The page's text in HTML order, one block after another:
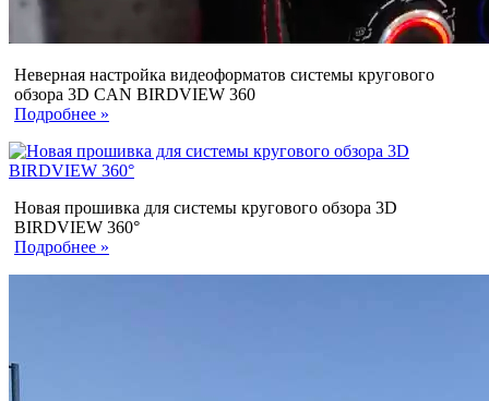
Неверная настройка видеоформатов системы кругового
обзора 3D CAN BIRDVIEW 360
Подробнее »
Новая прошивка для системы кругового обзора 3D
BIRDVIEW 360°
Подробнее »